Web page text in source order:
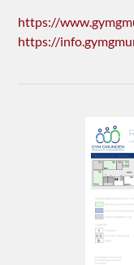
https://
https://